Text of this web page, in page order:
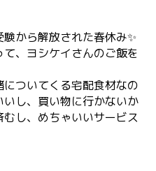
から解放された春休み✨
て、ヨシケイさんのご飯を
ついてくる宅配食材なの
し、買い物に行かないか
し、めちゃいいサービス